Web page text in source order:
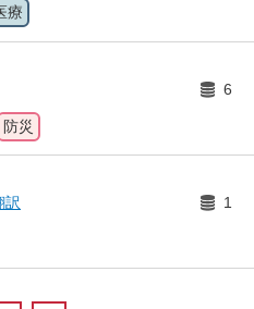
療
6
防災
訳
1